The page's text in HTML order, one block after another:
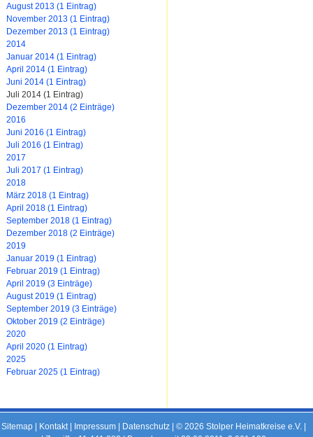
August 2013 (1 Eintrag)
November 2013 (1 Eintrag)
Dezember 2013 (1 Eintrag)
2014
Januar 2014 (1 Eintrag)
April 2014 (1 Eintrag)
Juni 2014 (1 Eintrag)
Juli 2014 (1 Eintrag)
Dezember 2014 (2 Einträge)
2016
Juni 2016 (1 Eintrag)
Juli 2016 (1 Eintrag)
2017
Juli 2017 (1 Eintrag)
2018
März 2018 (1 Eintrag)
April 2018 (1 Eintrag)
September 2018 (1 Eintrag)
Dezember 2018 (2 Einträge)
2019
Januar 2019 (1 Eintrag)
Februar 2019 (1 Eintrag)
April 2019 (3 Einträge)
August 2019 (1 Eintrag)
September 2019 (3 Einträge)
Oktober 2019 (2 Einträge)
2020
April 2020 (1 Eintrag)
2025
Februar 2025 (1 Eintrag)
Sitemap| Kontakt| Impressum| Datenschutz| © 2026 Stolper Heimatkreise e.V. |